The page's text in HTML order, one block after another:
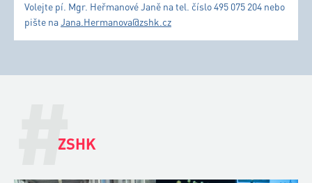
Volejte pí. Mgr. Heřmanové Janě na tel. číslo 495 075 204 nebo
pište naJana.Hermanova@zshk.cz
#
ZSHK